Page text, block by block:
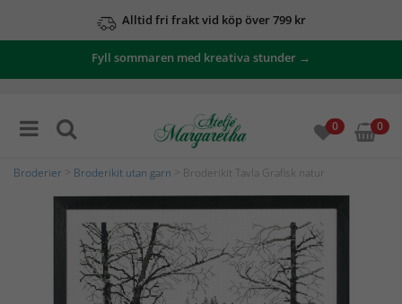
Alltid fri frakt vid köp över 799 kr
Fyll sommaren med kreativa stunder →
0 0
Broderier Broderikit utan garn > Broderikit Tavla Grafisk natur